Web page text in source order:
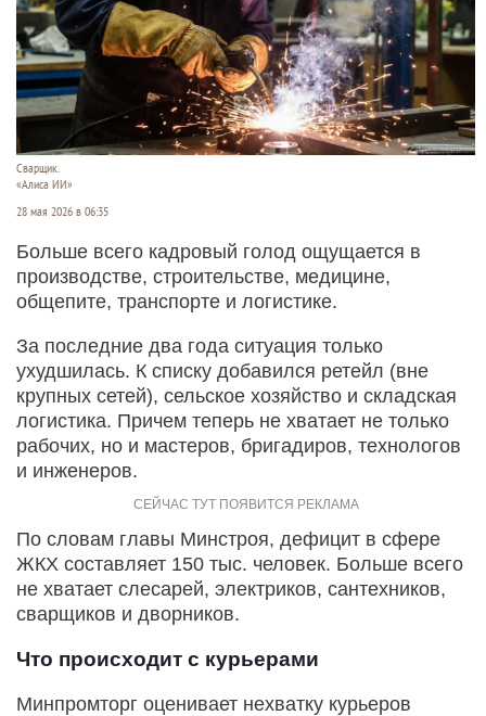
Сварщик.
«Алиса ИИ»
28 мая 2026 в 06:35
Больше всего кадровый голод ощущается в
производстве, строительстве, медицине,
общепите, транспорте и логистике.
За последние два года ситуация только
ухудшилась. К списку добавился ретейл (вне
крупных сетей), сельское хозяйство и складская
логистика. Причем теперь не хватает не только
рабочих, но и мастеров, бригадиров, технологов
и инженеров.
По словам главы Минстроя, дефицит в сфере
ЖКХ составляет 150 тыс. человек. Больше всего
не хватает слесарей, электриков, сантехников,
сварщиков и дворников.
Что происходит с курьерами
Минпромторг оценивает нехватку курьеров